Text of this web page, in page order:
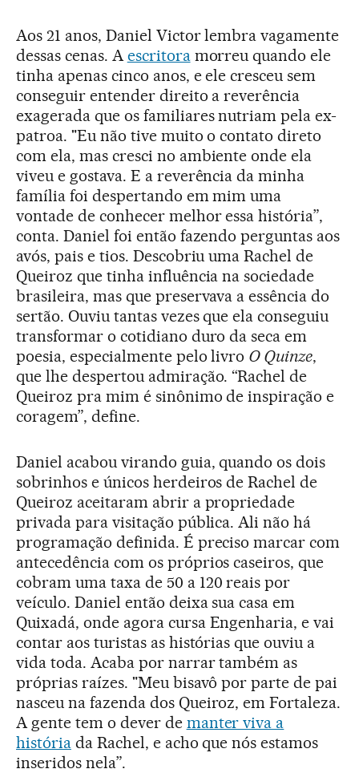
Aos 21 anos, Daniel Victor lembra vagamente
dessas cenas. Aescritoramorreu quando ele
tinha apenas cinco anos, e ele cresceu sem
conseguir entender direito a reverência
exagerada que os familiares nutriam pela ex-
patroa. "Eu não tive muito o contato direto
com ela, mas cresci no ambiente onde ela
viveu e gostava. E a reverência da minha
família foi despertando em mim uma
vontade de conhecer melhor essa história”,
conta. Daniel foi então fazendo perguntas aos
avós, pais e tios. Descobriu uma Rachel de
Queiroz que tinha influência na sociedade
brasileira, mas que preservava a essência do
sertão. Ouviu tantas vezes que ela conseguiu
transformar o cotidiano duro da seca em
poesia, especialmente pelo livro O Quinze,
que lhe despertou admiração. “Rachel de
Queiroz pra mim é sinônimo de inspiração e
coragem”, define.
Daniel acabou virando guia, quando os dois
sobrinhos e únicos herdeiros de Rachel de
Queiroz aceitaram abrir a propriedade
privada para visitação pública. Ali não há
programação definida. É preciso marcar com
antecedência com os próprios caseiros, que
cobram uma taxa de 50 a 120 reais por
veículo. Daniel então deixa sua casa em
Quixadá, onde agora cursa Engenharia, e vai
contar aos turistas as histórias que ouviu a
vida toda. Acaba por narrar também as
próprias raízes. "Meu bisavô por parte de pai
nasceu na fazenda dos Queiroz, em Fortaleza.
A gente tem o dever de manter viva a
históriada Rachel, e acho que nós estamos
inseridos nela”.